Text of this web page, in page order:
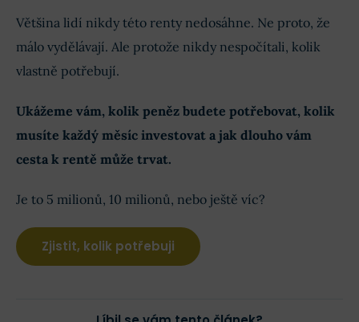
Většina lidí nikdy této renty nedosáhne. Ne proto, že
málo vydělávají. Ale protože nikdy nespočítali, kolik
vlastně potřebují.
Ukážeme vám, kolik peněz budete potřebovat, kolik
musíte každý měsíc investovat a jak dlouho vám
cesta k rentě může trvat.
Je to 5 milionů, 10 milionů, nebo ještě víc?
Zjistit, kolik potřebuji